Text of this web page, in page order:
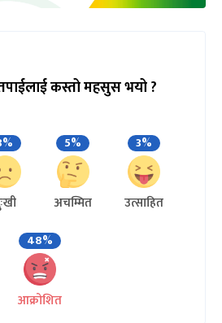
कस्तो महसुस भयो ?
5%
अचम्मित
3%
उत्साहित
48%
आक्रोशित